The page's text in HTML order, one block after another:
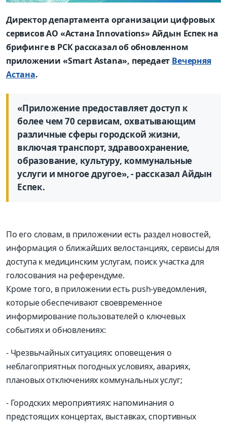
Директор департамента организации цифровых
сервисов АО «Астана Innovations» Айдын Еспек на
брифинге в РСК рассказал об обновленном
приложении «Smart Astana», передает Вечерняя
Астана.
«Приложение предоставляет доступ к
более чем 70 сервисам, охватывающим
различные сферы городской жизни,
включая транспорт, здравоохранение,
образование, культуру, коммунальные
услуги и многое другое», - рассказал Айдын
Еспек.
По его словам, в приложении есть раздел новостей,
информация о ближайших велостанциях, сервисы для
доступа к медицинским услугам, поиск участка для
голосования на референдуме.
Кроме того, в приложении есть push-уведомления,
которые обеспечивают своевременное
информирование пользователей о ключевых
событиях и обновлениях:
- Чрезвычайных ситуациях: оповещения о
неблагоприятных погодных условиях, авариях,
плановых отключениях коммунальных услуг;
- Городских мероприятиях: напоминания о
предстоящих концертах, выставках, спортивных